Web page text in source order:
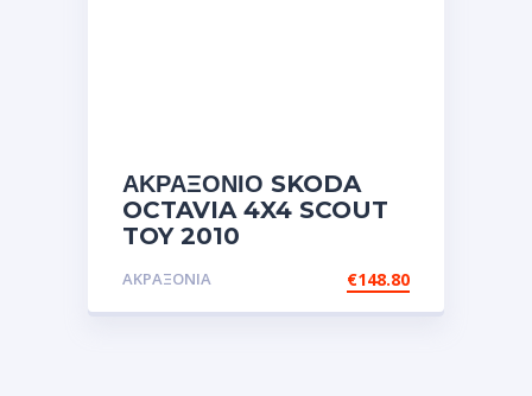
ΑΚΡΑΞΟΝΙΟ SKODA
OCTAVIA 4X4 SCOUT
TOY 2010
ΑΚΡΑΞΟΝΙΑ €148.80